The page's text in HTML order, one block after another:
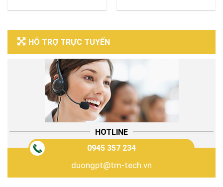
HỖ TRỢ TRỰC TUYẾN
HOTLINE
0945 357 234
duongpt@tm-tech.vn